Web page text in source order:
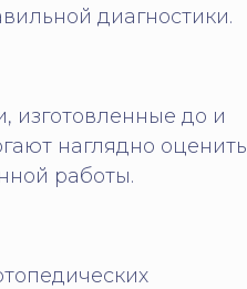
диагностики.
изготовленные до и
наглядно оценить
работы.